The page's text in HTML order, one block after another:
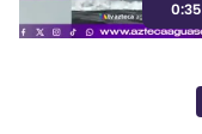
0:35